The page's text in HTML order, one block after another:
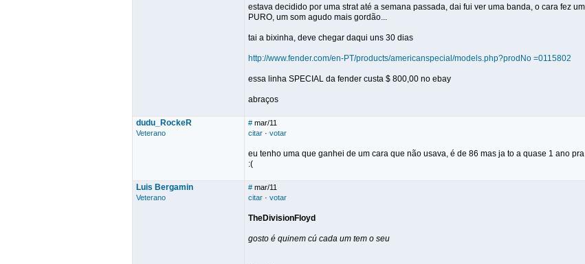
estava decidido por uma strat até a semana passada, dai fui ver uma banda, o cara fez
PURO, um som agudo mais gordão...
tai a bixinha, deve chegar daqui uns 30 dias
http://www.fender.com/en-PT/products/americanspecial/models.php?prodNo =0115802
essa linha SPECIAL da fender custa $ 800,00 no ebay
abraços
dudu_RockeR
Veterano
# mar/11
citar · votar
eu tenho uma que ganhei de um cara que não usava, é de 86 mas ja to a quase 1 ano
:(
Luis Bergamin
Veterano
# mar/11
citar · votar
TheDivisionFloyd
gosto é quinem cú cada um tem o seu